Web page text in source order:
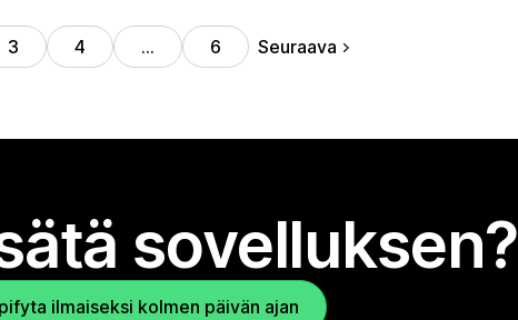
3 4 … 6 Seuraava
sovelluksen?
ilmaiseksi kolmen päivän ajan